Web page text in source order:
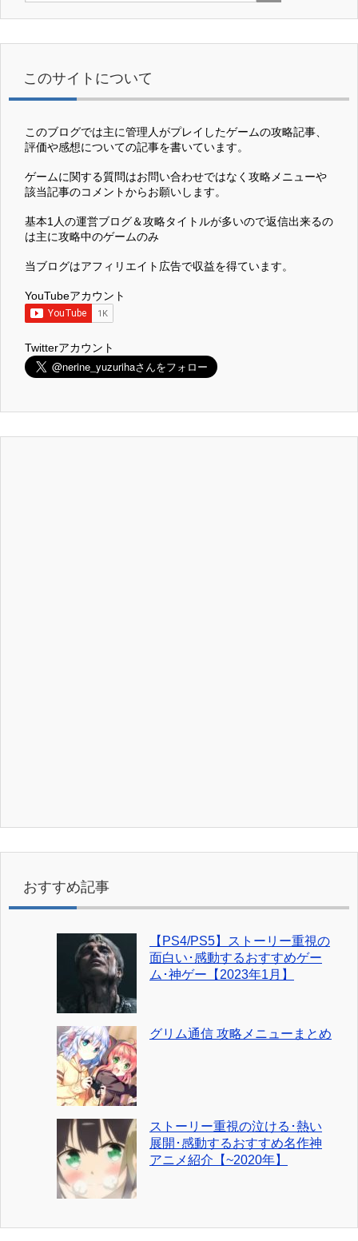
このサイトについて
このブログでは主に管理人がプレイしたゲームの攻略記事、
評価や感想についての記事を書いています。
ゲームに関する質問はお問い合わせではなく攻略メニューや
該当記事のコメントからお願いします。
基本1人の運営ブログ＆攻略タイトルが多いので返信出来るの
は主に攻略中のゲームのみ
当ブログはアフィリエイト広告で収益を得ています。
YouTubeアカウント
Twitterアカウント
おすすめ記事
【PS4/PS5】ストーリー重視の
面白い･感動するおすすめゲー
ム･神ゲー【2023年1月】
グリム通信 攻略メニューまとめ
ストーリー重視の泣ける･熱い
展開･感動するおすすめ名作神
アニメ紹介【~2020年】